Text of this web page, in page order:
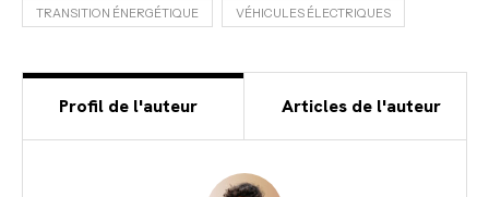
TRANSITION ÉNERGÉTIQUE VÉHICULES ÉLECTRIQUES
Profil de l'auteur Articles de l'auteur